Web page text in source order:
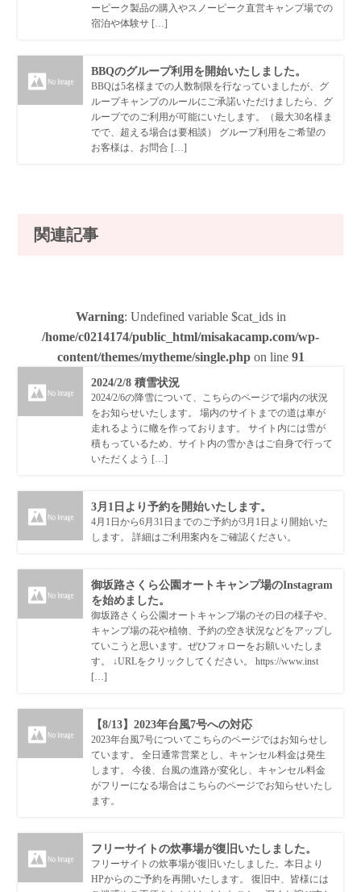
ーピーク製品の購入やスノーピーク直営キャンプ場での
宿泊や体験サ […]
BBQのグループ利用を開始いたしました。
BBQは5名様までの人数制限を行なっていましたが、グ
ループキャンプのルールにご承諾いただけましたら、グ
ループでのご利用が可能にいたします。（最大30名様ま
でで、超える場合は要相談） グループ利用をご希望の
お客様は、お問合 […]
関連記事
Warning: Undefined variable $cat_ids in
/home/c0214174/public_html/misakacamp.com/wp-
content/themes/mytheme/single.phpon line 91
2024/2/8 積雪状況
2024/2/6の降雪について、こちらのページで場内の状況
をお知らせいたします。 場内のサイトまでの道は車が
走れるように轍を作っております。 サイト内には雪が
積もっているため、サイト内の雪かきはご自身で行って
いただくよう […]
3月1日より予約を開始いたします。
4月1日から6月31日までのご予約が3月1日より開始いた
します。 詳細はご利用案内をご確認ください。
御坂路さくら公園オートキャンプ場のInstagram
を始めました。
御坂路さくら公園オートキャンプ場のその日の様子や、
キャンプ場の花や植物、予約の空き状況などをアップし
ていこうと思います。ぜひフォローをお願いいたしま
す。 ↓URLをクリックしてください。 https://www.inst
[…]
【8/13】2023年台風7号への対応
2023年台風7号についてこちらのページではお知らせし
ています。 全日通常営業とし、キャンセル料金は発生
します。 今後、台風の進路が変化し、キャンセル料金
がフリーになる場合はこちらのページでお知らせいたし
ます。
フリーサイトの炊事場が復旧いたしました。
フリーサイトの炊事場が復旧いたしました。本日より
HPからのご予約を再開いたします。 復旧中、皆様には